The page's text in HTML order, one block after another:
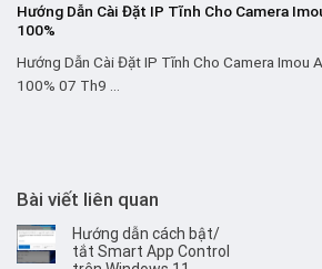
Hướng Dẫn Cài Đặt IP Tĩnh Cho Camera
100%
Hướng Dẫn Cài Đặt IP Tĩnh Cho Camera Imou
100% 07 Th9 ...
Bài viết liên quan
Hướng dẫn cách bật/
tắt Smart App Control